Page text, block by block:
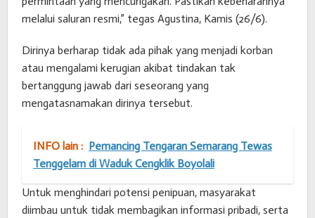
melalui saluran resmi,” tegas Agustina, Kamis (26/6).
Dirinya berharap tidak ada pihak yang menjadi korban
atau mengalami kerugian akibat tindakan tak
bertanggung jawab dari seseorang yang
mengatasnamakan dirinya tersebut.
INFO lain : Pemancing Tengaran Semarang Tewas
Tenggelam di Waduk Cengklik Boyolali
Untuk menghindari potensi penipuan, masyarakat
diimbau untuk tidak membagikan informasi pribadi, serta